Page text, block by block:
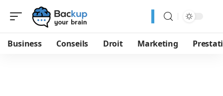
Business Conseils Droit Marketing